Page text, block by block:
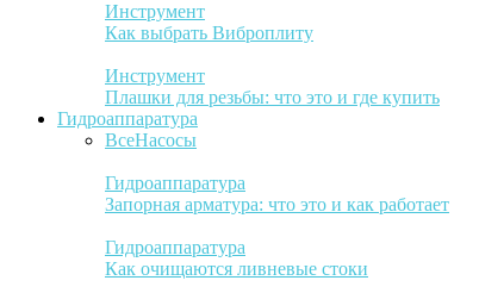
Инструмент
Как выбрать Виброплиту
Инструмент
Плашки для резьбы: что это и где купить
Гидроаппаратура
ВсеНасосы
Гидроаппаратура
Запорная арматура: что это и как работает
Гидроаппаратура
Как очищаются ливневые стоки